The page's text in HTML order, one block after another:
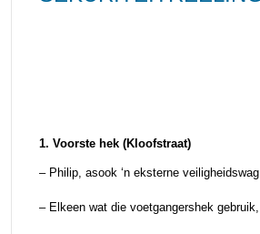
1. Voorste hek (Kloofstraat)
– Philip, asook ‘n eksterne
– Elkeen wat die voetgangershek